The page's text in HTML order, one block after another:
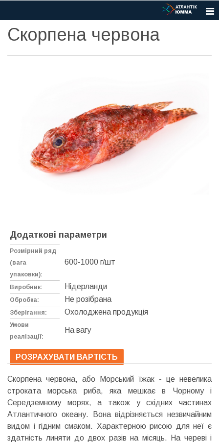
Скорпена червона
Додаткові параметри
Розмірний ряд
(вага
упаковки):
600-1000 г/шт
Виробник: Нідерланди
Обробка: Не розібрана
Зберігання: Охолоджена продукція
Умови
реалізації:
На вагу
РОЗРАХУВАТИ ВАРТІСТЬ
Скорпена червона, або Морський їжак - це невелика
строката морська риба, яка мешкає в Чорному і
Середземному морях, а також у східних частинах
Атлантичного океану. Вона відрізняється незвичайним
видом і гідним смаком. Характерною рисою для неї є
здатність линяти до двох разів на місяць. На череві і